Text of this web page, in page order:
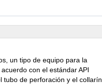
un tipo de equipo para la
con el estándar API
tubo de perforación y el collarín